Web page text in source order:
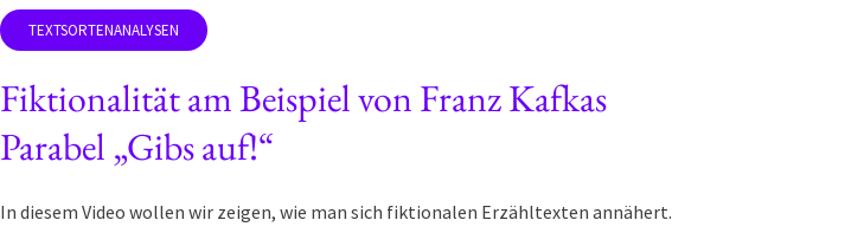
Fiktionalität am Beispiel von Franz Kafkas
Parabel „Gibs auf!“
In diesem Video wollen wir zeigen, wie man sich fiktionalen Erzähltexten annähert.